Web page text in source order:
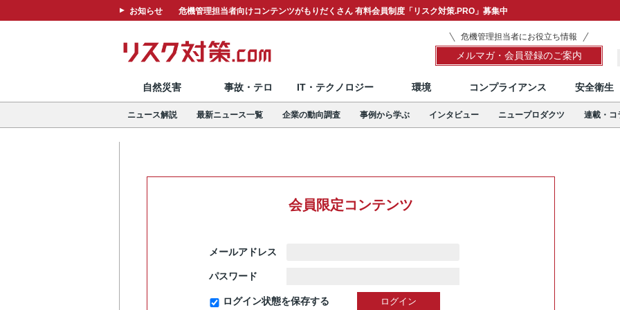
お知らせ 危機管理担当者向けコンテンツがもりだくさん 有料会員制度「リスク対策.PRO」募集中
危機管理担当者にお役立ち情報
メルマガ・会員登録のご案内
自然災害 事故・テロ IT・テクノロジー 環境 コンプライアンス 安全衛生
ニュース解説 最新ニュース一覧 企業の動向調査 事例から学ぶ インタビュー ニュープロダクツ 連載・コ
会員限定コンテンツ
メールアドレス
パスワード
ログイン状態を保存する